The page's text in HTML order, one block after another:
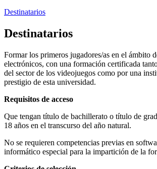
Destinatarios
Destinatarios
Formar los primeros jugadores/as en el ámbito
electrónicos, con una formación certificada
del sector de los videojuegos como por una
prestigio de esta universidad.
Requisitos de acceso
Que tengan título de bachillerato o título de
18 años en el transcurso del año natural.
No se requieren competencias previas en
informático especial para la impartición de la